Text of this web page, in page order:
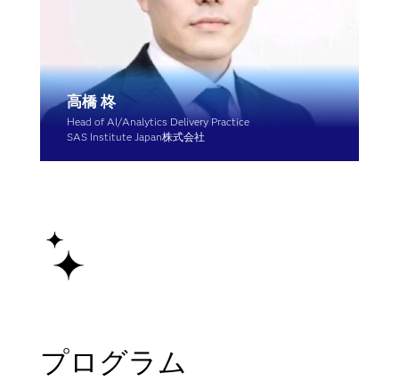
高橋 柊
Head of AI/Analytics Delivery Practice
SAS Institute Japan株式会社
プログラム